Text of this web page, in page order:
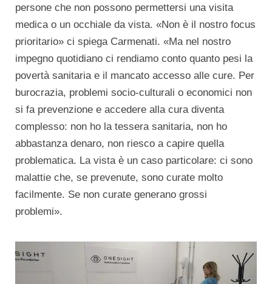
persone che non possono permettersi una visita
medica o un occhiale da vista. «Non è il nostro focus
prioritario» ci spiega Carmenati. «Ma nel nostro
impegno quotidiano ci rendiamo conto quanto pesi la
povertà sanitaria e il mancato accesso alle cure. Per
burocrazia, problemi socio-culturali o economici non
si fa prevenzione e accedere alla cura diventa
complesso: non ho la tessera sanitaria, non ho
abbastanza denaro, non riesco a capire quella
problematica. La vista è un caso particolare: ci sono
malattie che, se prevenute, sono curate molto
facilmente. Se non curate generano grossi
problemi».